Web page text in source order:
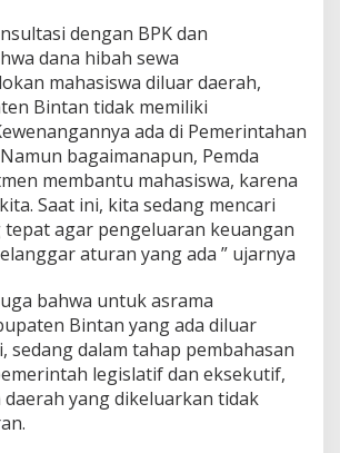
a
r
a
h
B
i
n
t
a
n
T
b
e
n
t
r
dengan BPK dan
dana hibah sewa
mahasiswa diluar daerah,
Bintan tidak memiliki
ada di Pemerintahan
bagaimanapun, Pemda
membantu mahasiswa, karena
Saat ini, kita sedang mencari
agar pengeluaran keuangan
aturan yang ada ” ujarnya
bahwa untuk asrama
Bintan yang ada diluar
sedang dalam tahap pembahasan
legislatif dan eksekutif,
yang dikeluarkan tidak